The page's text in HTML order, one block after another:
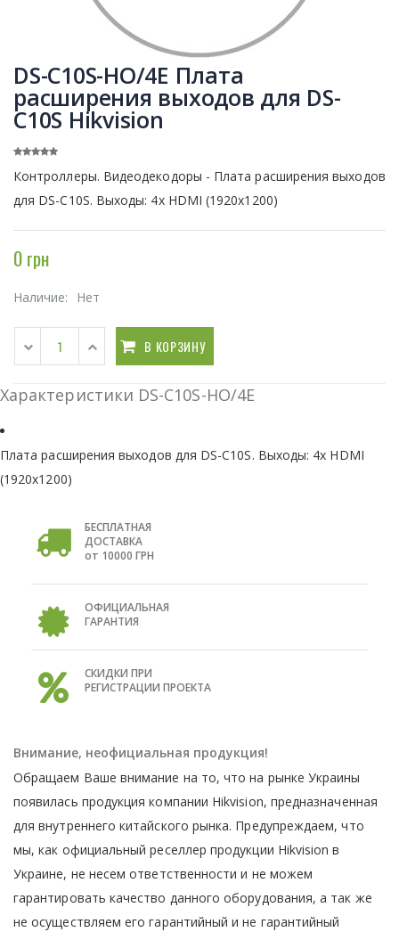
DS-С10S-HO/4E Плата
расширения выходов для DS-
C10S Hikvision
Контроллеры. Видеодекодоры - Плата расширения выходов
для DS-C10S. Выходы: 4x HDMI (1920x1200)
0 грн
Наличие: Нет
В КОРЗИНУ
Характеристики DS-С10S-HO/4E
Плата расширения выходов для DS-C10S. Выходы: 4x HDMI
(1920x1200)
БЕСПЛАТНАЯ
ДОСТАВКА
от 10000 ГРН
ОФИЦИАЛЬНАЯ
ГАРАНТИЯ
СКИДКИ ПРИ
РЕГИСТРАЦИИ ПРОЕКТА
Внимание, неофициальная продукция!
Обращаем Ваше внимание на то, что на рынке Украины
появилась продукция компании Hikvision, предназначенная
для внутреннего китайского рынка. Предупреждаем, что
мы, как официальный реселлер продукции Hikvision в
Украине, не несем ответственности и не можем
гарантировать качество данного оборудования, а так же
не осуществляем его гарантийный и не гарантийный